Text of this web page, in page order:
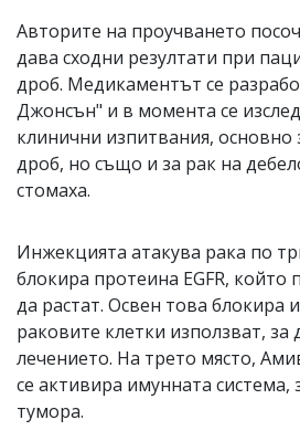
Авторите на проучването
дава сходни резултати при
дроб. Медикаментът се
Джонсън" и в момента се
клинични изпитвания, основно
дроб, но също и за рак на
стомаха.
Инжекцията атакува рака по
блокира протеина EGFR, който
да растат. Освен това блокира
раковите клетки използват, за
лечението. На трето място,
се активира имунната система,
тумора.